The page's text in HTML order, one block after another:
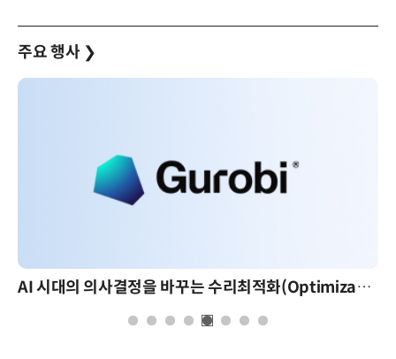
주요 행사 ❯
AI 시대의 의사결정을 바꾸는 수리최적화(Optimization): 실제 산업 적용 사례와 활용 전략